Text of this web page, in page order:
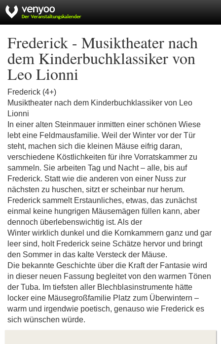
Frederick - Musiktheater nach
dem Kinderbuchklassiker von
Leo Lionni
Frederick (4+)
Musiktheater nach dem Kinderbuchklassiker von Leo
Lionni
In einer alten Steinmauer inmitten einer schönen Wiese
lebt eine Feldmausfamilie. Weil der Winter vor der Tür
steht, machen sich die kleinen Mäuse eifrig daran,
verschiedene Köstlichkeiten für ihre Vorratskammer zu
sammeln. Sie arbeiten Tag und Nacht – alle, bis auf
Frederick. Statt wie die anderen von einer Nuss zur
nächsten zu huschen, sitzt er scheinbar nur herum.
Frederick sammelt Erstaunliches, etwas, das zunächst
einmal keine hungrigen Mäusemägen füllen kann, aber
dennoch überlebenswichtig ist. Als der
Winter wirklich dunkel und die Kornkammern ganz und gar
leer sind, holt Frederick seine Schätze hervor und bringt
den Sommer in das kalte Versteck der Mäuse.
Die bekannte Geschichte über die Kraft der Fantasie wird
in dieser neuen Fassung begleitet von den warmen Tönen
der Tuba. Im tiefsten aller Blechblasinstrumente hätte
locker eine Mäusegroßfamilie Platz zum Überwintern –
warm und irgendwie poetisch, genauso wie Frederick es
sich wünschen würde.